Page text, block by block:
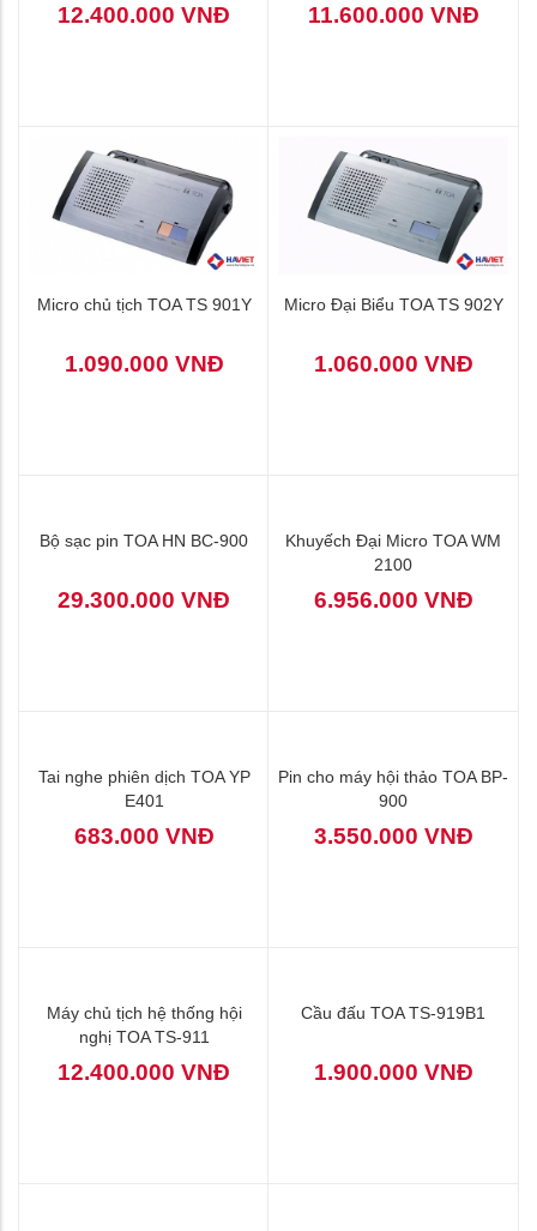
12.400.000 VNĐ 11.600.000 VNĐ
Micro chủ tịch TOA TS 901Y
1.090.000 VNĐ
Micro Đại Biểu TOA TS 902Y
1.060.000 VNĐ
Bộ sạc pin TOA HN BC-900
29.300.000 VNĐ
Khuyếch Đại Micro TOA WM
2100
6.956.000 VNĐ
Tai nghe phiên dịch TOA YP
E401
683.000 VNĐ
Pin cho máy hội thảo TOA BP-
900
3.550.000 VNĐ
Máy chủ tịch hệ thống hội
nghị TOA TS-911
12.400.000 VNĐ
Cầu đấu TOA TS-919B1
1.900.000 VNĐ